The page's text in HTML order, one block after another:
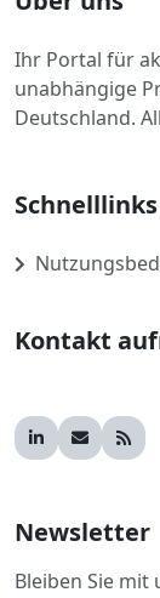
Ihr Portal für
unabhängige
Deutschland.
Schnelllinks
Kontakt
Newsletter
Bleiben Sie